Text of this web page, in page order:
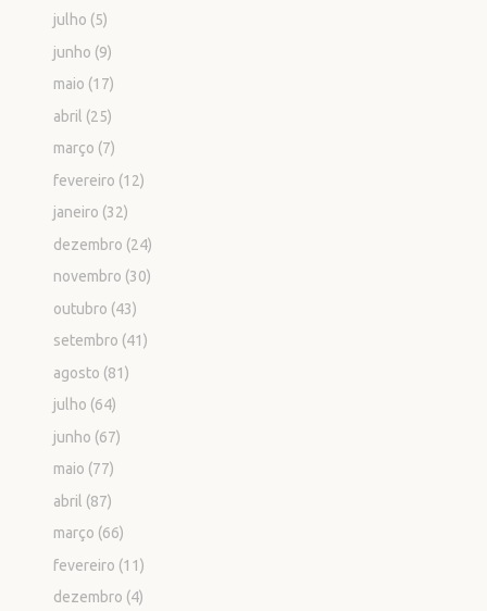
julho (5)
junho (9)
maio (17)
abril (25)
março (7)
fevereiro (12)
janeiro (32)
dezembro (24)
novembro (30)
outubro (43)
setembro (41)
agosto (81)
julho (64)
junho (67)
maio (77)
abril (87)
março (66)
fevereiro (11)
dezembro (4)